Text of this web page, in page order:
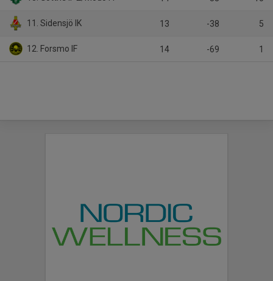
11. Sidensjö IK 13 -38 5
12. Forsmo IF 14 -69 1